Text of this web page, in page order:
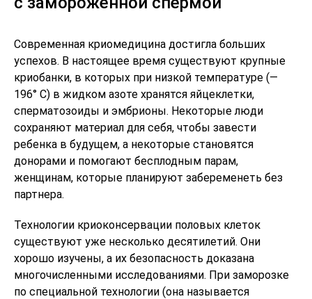
Современная криомедицина достигла больших
успехов. В настоящее время существуют крупные
криобанки, в которых при низкой температуре (—
196° C) в жидком азоте хранятся яйцеклетки,
сперматозоиды и эмбрионы. Некоторые люди
сохраняют материал для себя, чтобы завести
ребенка в будущем, а некоторые становятся
донорами и помогают бесплодным парам,
женщинам, которые планируют забеременеть без
партнера.
Технологии криоконсервации половых клеток
существуют уже несколько десятилетий. Они
хорошо изучены, а их безопасность доказана
многочисленными исследованиями. При заморозке
по специальной технологии (она называется